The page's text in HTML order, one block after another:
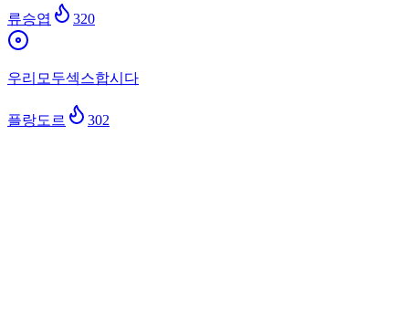
류승엽 320
우리모두섹스합시다
플랑도르 302